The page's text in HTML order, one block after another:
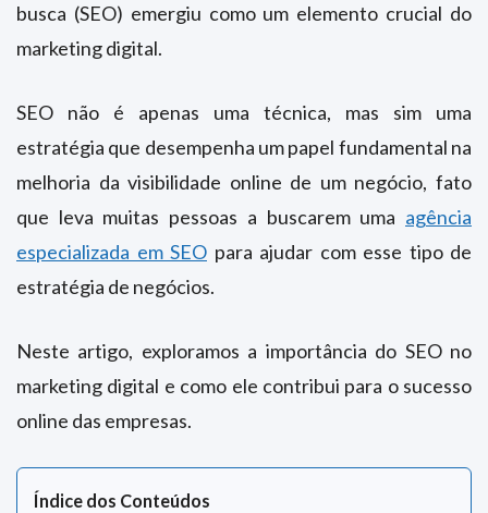
busca (SEO) emergiu como um elemento crucial do
marketing digital.
SEO não é apenas uma técnica, mas sim uma
estratégia que desempenha um papel fundamental na
melhoria da visibilidade online de um negócio, fato
que leva muitas pessoas a buscarem uma agência
especializada em SEO para ajudar com esse tipo de
estratégia de negócios.
Neste artigo, exploramos a importância do SEO no
marketing digital e como ele contribui para o sucesso
online das empresas.
Índice dos Conteúdos